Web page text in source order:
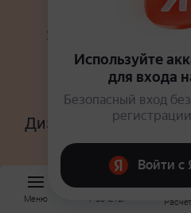
Меню Расчёты Расчёт
Является самым
элементом
Людям, уже
Дизайн Человека дал
для
убратьиз
сопротивление,